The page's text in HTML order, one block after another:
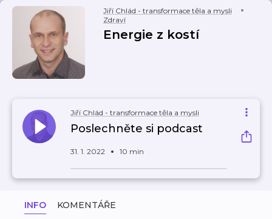
Jiří Chlád - transformace těla a mysli
Zdraví
Energie z kostí
Jiří Chlád - transformace těla a mysli
Poslechněte si podcast
31. 1. 2022 10 min
INFO KOMENTÁŘE